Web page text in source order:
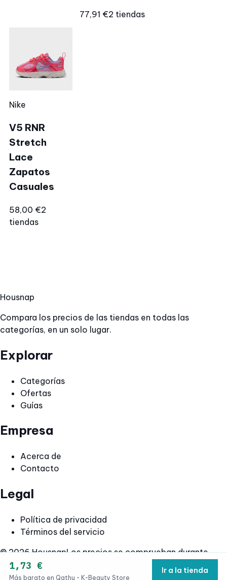
77,91 €2 tiendas
Nike
V5 RNR
Stretch
Lace
Zapatos
Casuales
58,00 €2
tiendas
1,73 €
Más barato en Qathu - K-Beauty Store
Ir a la tienda
Housnap
Compara los precios de las tiendas en todas las
categorías, en un solo lugar.
Explorar
Categorías
Ofertas
Guías
Empresa
Acerca de
Contacto
Legal
Política de privacidad
Términos del servicio
© 2026 HousnapLos precios se comprueban durante
todo el día. Confirma el precio final en la tienda.